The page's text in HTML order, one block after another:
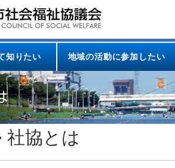
知りたい 地域の活動に参加したい
社協とは